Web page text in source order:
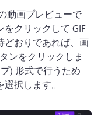
動画プレビューで
をクリックして GIF
どおりであれば、画
ンをクリックしま
) 形式で行うため
択します。